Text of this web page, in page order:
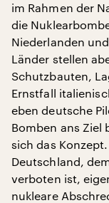
im Rahmen der
die
Niederlanden
Länder stellen
Schutzbauten,
Ernstfall
eben deutsche
Bomben ans Ziel
sich das
Deutschland,
verboten ist,
nukleare